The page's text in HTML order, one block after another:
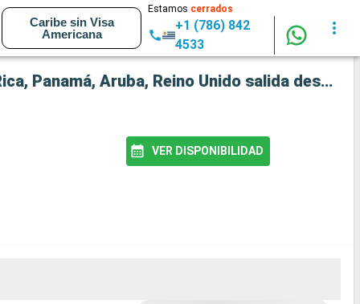
Caribe sin Visa
Americana
Estamos cerrados
+1 (786) 842
4533
Crucero Queen Elizabeth: Australia, Tonga, Francia, Estados Unidos, Portugal, México, Costa Rica, Panamá, Aruba, Reino Unido salida desde Sidney
VER DISPONIBILIDAD